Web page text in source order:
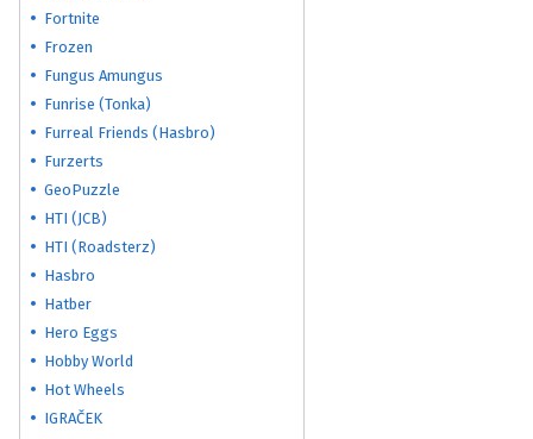
Fortnite
Frozen
Fungus Amungus
Funrise (Tonka)
Furreal Friends (Hasbro)
Furzerts
GeoPuzzle
HTI (JCB)
HTI (Roadsterz)
Hasbro
Hatber
Hero Eggs
Hobby World
Hot Wheels
IGRAČEK